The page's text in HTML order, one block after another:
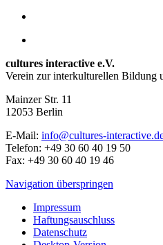
cultures interactive e.V.
Verein zur interkulturellen Bildung
Mainzer Str. 11
12053 Berlin
E-Mail: info@cultures-
Telefon: +49 30 60 40 19 50
Fax: +49 30 60 40 19 46
Navigation überspringen
Impressum
Haftungsauschluss
Datenschutz